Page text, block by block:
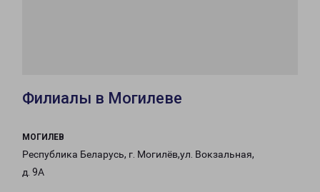
Филиалы в Могилеве
МОГИЛЕВ
Республика Беларусь, г. Могилёв,ул. Вокзальная,
д. 9А